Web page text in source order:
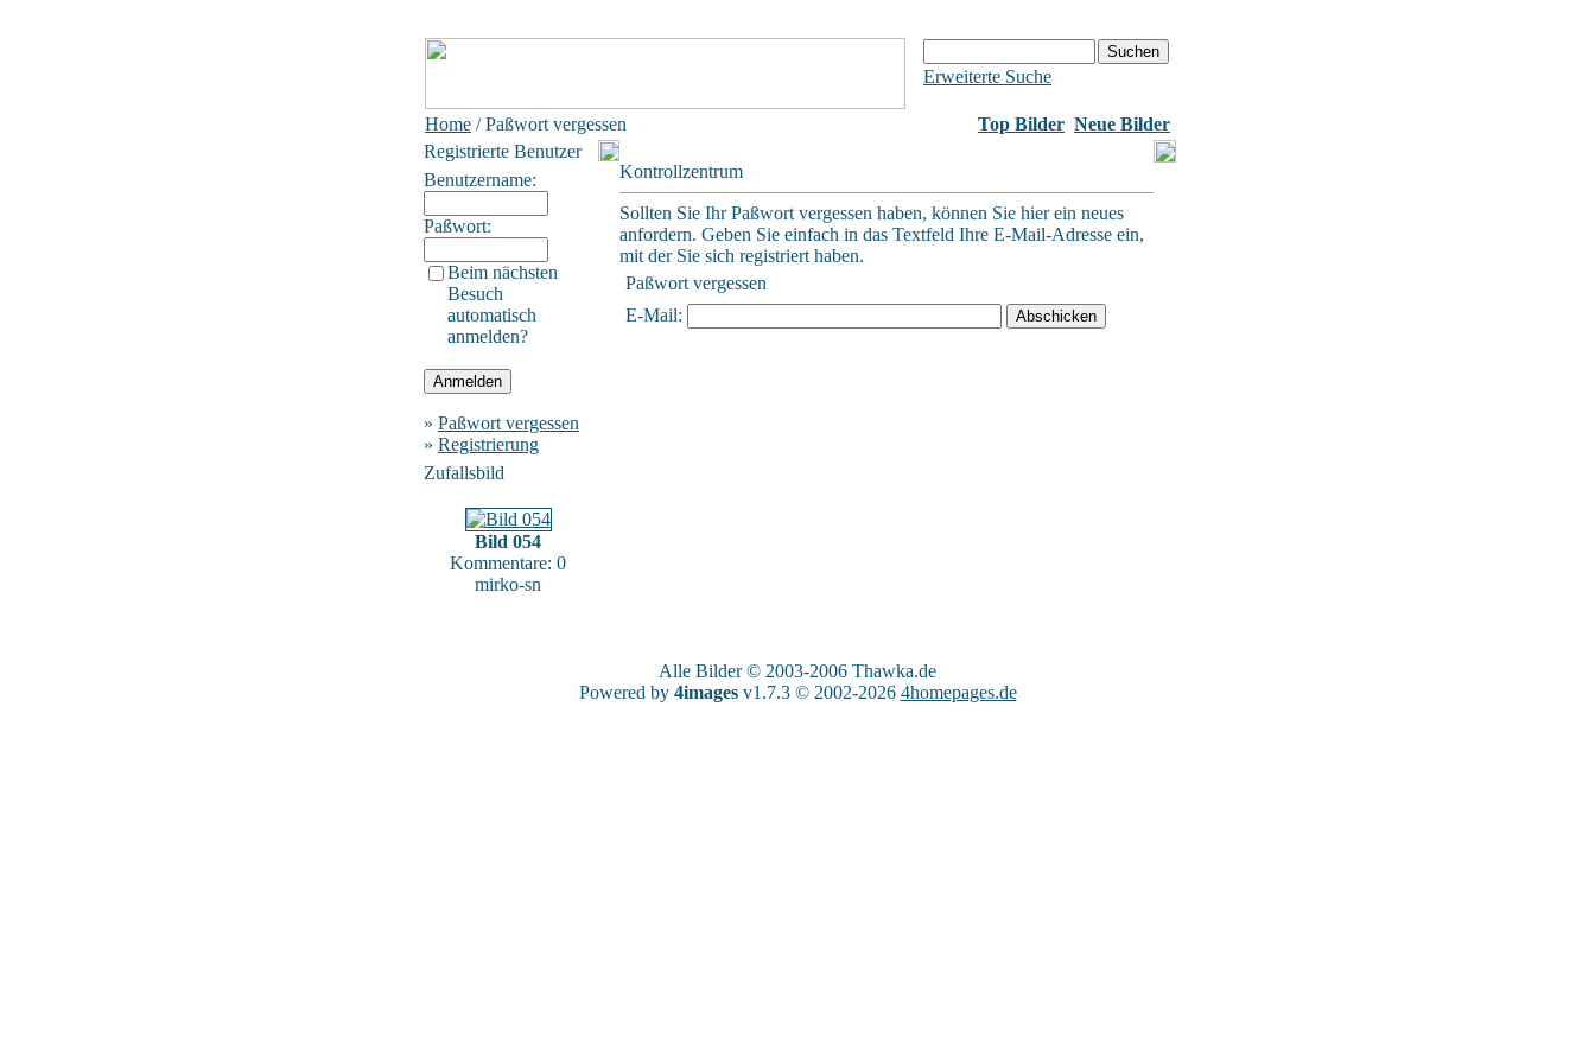
Erweiterte Suche
Home / Paßwort vergessen Top Bilder Neue Bilder
Registrierte Benutzer
Benutzername:
Paßwort:
Beim nächsten
Besuch
automatisch
anmelden?
» Paßwort vergessen
» Registrierung
Zufallsbild
Bild 054
Kommentare: 0
mirko-sn
Kontrollzentrum
Sollten Sie Ihr Paßwort vergessen haben, können Sie hier ein neues
anfordern. Geben Sie einfach in das Textfeld Ihre E-Mail-Adresse ein,
mit der Sie sich registriert haben.
Paßwort vergessen
E-Mail:
Alle Bilder © 2003-2006 Thawka.de
Powered by 4imagesv1.7.3 © 2002-2026 4homepages.de